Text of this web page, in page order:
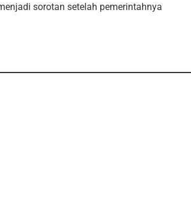
sorotan setelah pemerintahnya